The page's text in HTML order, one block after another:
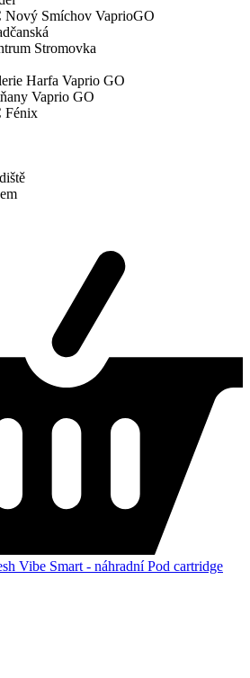
Nový Smíchov VaprioGO
Stromovka
Harfa Vaprio GO
Vaprio GO
Fénix
Vibe Smart - náhradní Pod cartridge